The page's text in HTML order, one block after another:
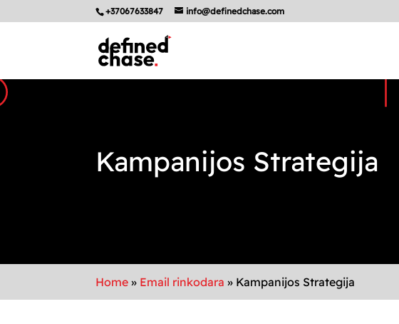
+37067633847 info@definedchase.com
Kampanijos Strategija
Home » Email rinkodara » Kampanijos Strategija